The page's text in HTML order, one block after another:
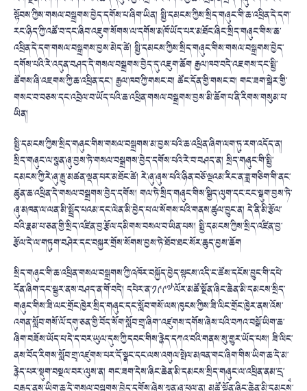
སྟོབས་ཀྱིས་གསལ་བསྒྲགས་བྱེད་དགོས་པ་ཞིག་ཡིན། སྤྱི་དམངས་ཀྱིས་སྲིད་གཞུང་གི་ཆ་འཕྲིན་དེ་དག་
རང་ཉིད་ཀྱི་འཚོ་བ་དང་ཞིབ་འཇུག་སོགས་ལ་དགོས་མཁོ་ཡོད་པར་མཐོང་ཞིང་སྲིད་གཞུང་གིས་ཆ་
འཕྲིན་དེ་དག་གསལ་བསྒྲགས་བྱས་མེད་ཚེ། སྤྱི་དམངས་ཀྱིས་སྲིད་གཞུང་གིས་གསལ་བསྒྲགས་བྱེད་
དགོས་པའི་རེ་འདུན་བཤད་དེ་གསལ་བསྒྲགས་བྱེད་དུ་འཇུག་ཆོག རྒྱལ་ཁབ་བདེ་འཇགས་དང་སྤྱི་
ཚོགས་ཞི་འཇགས་ཀྱི་ཆ་འཕྲིན་དང་། རྒྱལ་ཁབ་ཀྱི་གསང་བ། ཚོང་དོན་གྱི་གསང་བ། གང་ཟག་སྒེར་གྱི་
གསང་བ་བཅས་དང་འབྲེལ་བ་ཡོད་པའི་ཆ་འཕྲིན་གསལ་བསྒྲགས་བྱས་མི་ཆོག་པ་ནི་རིགས་གསུམ་པ་
ཡིན།
སྤྱི་དམངས་ཀྱིས་སྲིད་གཞུང་གིས་གསལ་བསྒྲགས་མ་བྱས་པའི་ཆ་འཕྲིན་ཞིག་ལག་ཏུ་རག་འདོད་ན།
སྲིད་གཞུང་ལ་སྙན་ཞུ་བྱས་ཏེ་གསལ་བསྒྲགས་བྱེད་དགོས་པའི་རེ་བ་བཤད་ན། སྲིད་གཞུང་གི་སྤྱི་
དམངས་ཀྱི་རེ་ཞུ་རྒྱུ་མཚན་ལྡན་པར་མཐོང་ཚེ། རེ་ཞུ་ཞུས་པའི་ཉིན་བཅོ་ལྔའམ་རིང་ན་ཟླ་གཅིག་གི་ནང་
ཚུན་ཆ་འཕྲིན་དེ་གསལ་བསྒྲགས་བྱེད་དགོས། གལ་ཏེ་སྲིད་གཞུང་གིས་སྒྱིད་ལུག་དང་ངང་སྒུག་བྱས་ཏེ་
ཞུ་མཁན་ལ་ལན་མི་སྤྲོད་པའམ་དང་ལེན་མི་བྱེད་པ་ལ་སོགས་པའི་གནས་ཚུལ་བྱུང་ན། དེ་ནི་མི་རྩོལ་
བའི་རྣམ་པ་ཅན་གྱི་སྲིད་འཛིན་བྱ་རྩོལ་དམིགས་བསལ་བ་ཡིན་པས། སྤྱི་དམངས་ཀྱིས་སྲིད་འཛིན་བྱ་
རྩོལ་དེ་ལ་གཏུག་བཤེར་དང་བསྐྱར་གྲོས་སོགས་བྱས་ཏེ་ཐོབ་ཐང་སོར་ཆུད་བྱས་ཆོག
སྲིད་གཞུང་གི་ཆ་འཕྲིན་གསལ་བསྒྲགས་ཀྱི་འཁོར་བསྐྱོད་བྱེད་སྟངས་འདི་ང་ཚོས་དངོས་བྱུང་གི་དཔེ་
དོན་ཞིག་དང་སྦྱར་ནས་བཤད་ན་གོ་བདེ། དཔེར་ན་༡༩༩༧་ལོར་མཚོ་སྔོན་ཞིང་ཆེན་མི་དམངས་སྲིད་
གཞུང་གིས་ཟི་ལང་གྲོང་ཁྱེར་སྲིད་གཞུང་དང་སློབ་གསོ་ལས་ཁུངས་ཀྱིས་ཟི་ལིང་གྲོང་ཁྱེར་ནས་འོས་
འགན་སློབ་གསོ་ལོ་དགུ་ཅན་གྱི་བོད་སོག་སློབ་གྲྭ་ཞིག་་འཛུགས་དགོས་ཞེས་པའི་བཀའ་བསྒོ་ཡིག་ཆ་
ཞིག་བཟོས་ཡོད་པ་དེ་ད་བར་ཡུལ་དུས་ཀྱི་དབང་གིས་རྙེད་དཀའ་བའི་གནས་སུ་གྱུར་ཡོད་པས། ཟི་ལིང་
ནས་བོད་རིགས་སློབ་གྲྭ་འཛུགས་པར་དོ་སྣང་དང་ལས་འགུལ་སྤེལ་མཁན་གང་ཞིག་གིས་ཡིག་ཆ་དེ་མ་
རྙེད་པར་སྡུག་བསྔལ་བར་ལུས་ན། གང་ཟག་དེས་ཞིང་ཆེན་མི་དམངས་སྲིད་གཞུང་ལ་འཕྲིན་ནམ་དྲྭ་